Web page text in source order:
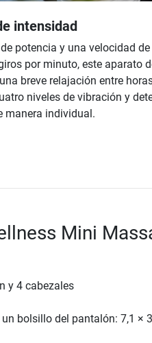
intensidad
potencia y una velocidad
por minuto, este aparato
breve relajación entre
niveles de vibración y
manera individual.
Mini
y 4 cabezales
bolsillo del pantalón: 7,1 ×